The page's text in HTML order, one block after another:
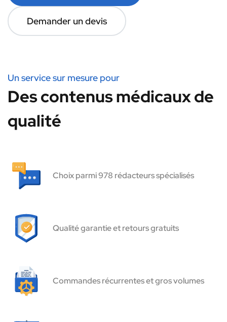
Demander un devis
Un service sur mesure pour
Des contenus médicaux de
qualité
Choix parmi 978 rédacteurs spécialisés
Qualité garantie et retours gratuits
Commandes récurrentes et gros volumes